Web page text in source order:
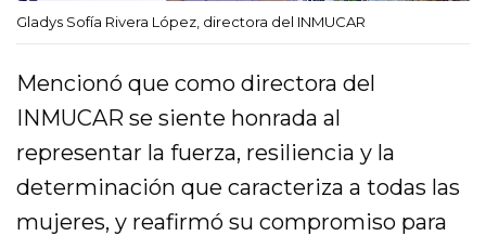
Gladys Sofía Rivera López, directora del INMUCAR
Mencionó que como directora del
INMUCAR se siente honrada al
representar la fuerza, resiliencia y la
determinación que caracteriza a todas las
mujeres, y reafirmó su compromiso para